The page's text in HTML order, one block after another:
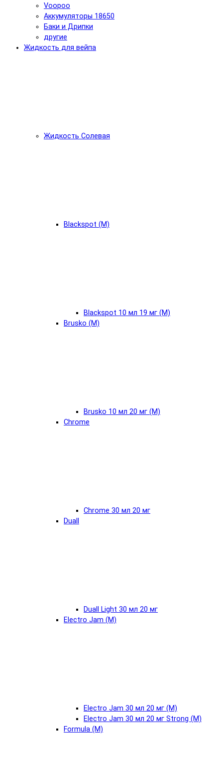
Voopoo
Аккумуляторы 18650
Баки и Дрипки
другие
Жидкость для вейпа
Жидкость Солевая
Blackspot (М)
Blackspot 10 мл 19 мг (М)
Brusko (М)
Brusko 10 мл 20 мг (М)
Chrome
Chrome 30 мл 20 мг
Duall
Duall Light 30 мл 20 мг
Electro Jam (М)
Electro Jam 30 мл 20 мг (М)
Electro Jam 30 мл 20 мг Strong (М)
Formula (М)